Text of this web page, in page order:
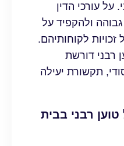
על עורכי הדין
ולהקפיד על
לקוחותיהם.
רבני דורשת
תקשורת יעילה
טוען רבני בבית